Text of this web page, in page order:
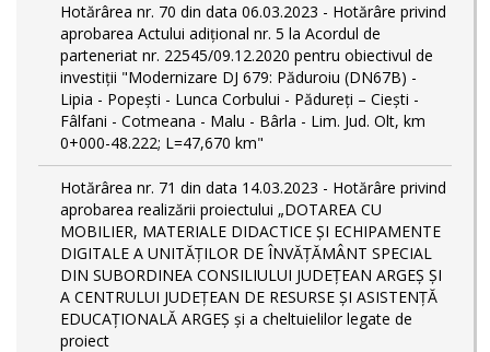
Hotărârea nr. 70 din data 06.03.2023 - Hotărâre privind
aprobarea Actului adițional nr. 5 la Acordul de
parteneriat nr. 22545/09.12.2020 pentru obiectivul de
investiții "Modernizare DJ 679: Păduroiu (DN67B) -
Lipia - Popești - Lunca Corbului - Pădureți – Ciești -
Fâlfani - Cotmeana - Malu - Bârla - Lim. Jud. Olt, km
0+000-48.222; L=47,670 km"
Hotărârea nr. 71 din data 14.03.2023 - Hotărâre privind
aprobarea realizării proiectului „DOTAREA CU
MOBILIER, MATERIALE DIDACTICE ȘI ECHIPAMENTE
DIGITALE A UNITĂȚILOR DE ÎNVĂȚĂMÂNT SPECIAL
DIN SUBORDINEA CONSILIULUI JUDEȚEAN ARGEȘ ȘI
A CENTRULUI JUDEȚEAN DE RESURSE ȘI ASISTENȚĂ
EDUCAȚIONALĂ ARGEȘ și a cheltuielilor legate de
proiect